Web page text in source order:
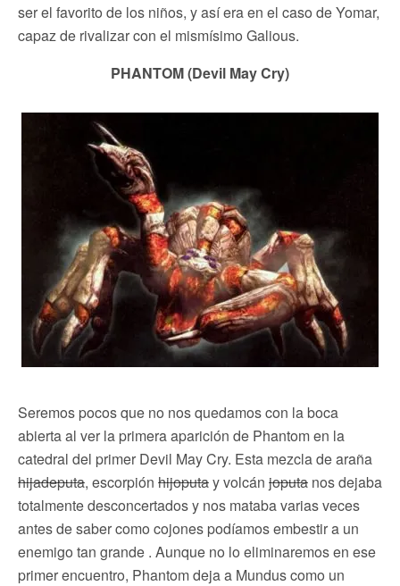
ser el favorito de los niños, y así era en el caso de Yomar,
capaz de rivalizar con el mismísimo Galious.
PHANTOM (Devil May Cry)
Seremos pocos que no nos quedamos con la boca
abierta al ver la primera aparición de Phantom en la
catedral del primer Devil May Cry. Esta mezcla de araña
hijadeputa, escorpión hijoputay volcán joputa nos dejaba
totalmente desconcertados y nos mataba varias veces
antes de saber como cojones podíamos embestir a un
enemigo tan grande . Aunque no lo eliminaremos en ese
primer encuentro, Phantom deja a Mundus como un